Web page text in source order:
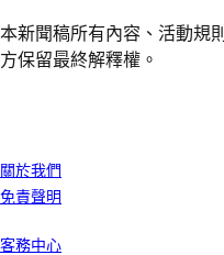
本新聞稿所有內容、活動規
方保留最終解釋權。
關於我們
免責聲明
客務中心